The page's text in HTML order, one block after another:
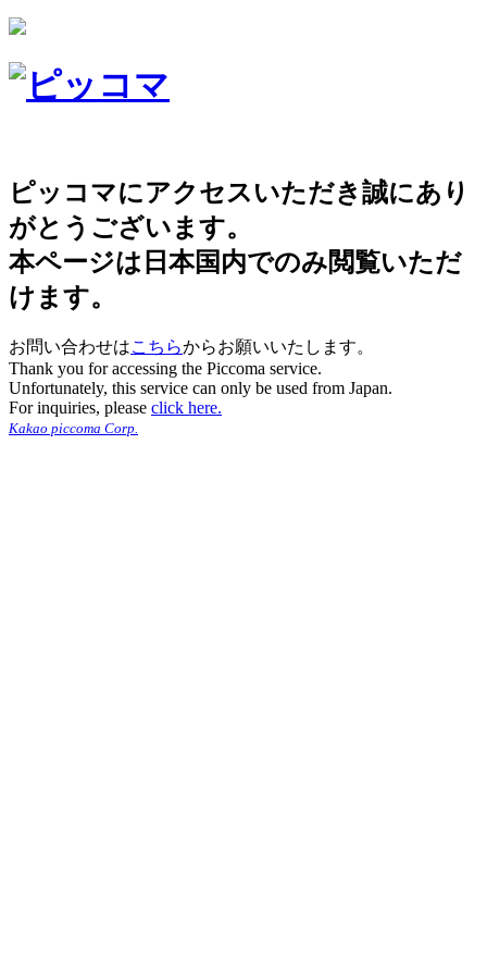
ピッコマにアクセスいただき誠にあり
がとうございます。
本ページは日本国内でのみ閲覧いただ
けます。
お問い合わせはこちらからお願いいたします。
Thank you for accessing the Piccoma service.
Unfortunately, this service can only be used from Japan.
For inquiries, please click here.
Kakao piccoma Corp.